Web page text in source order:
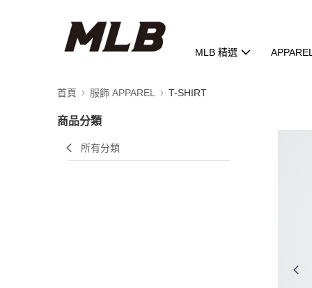
MLB 精選 APPAREL
首頁 服飾 APPAREL T-SHIRT
商品分類
所有分類